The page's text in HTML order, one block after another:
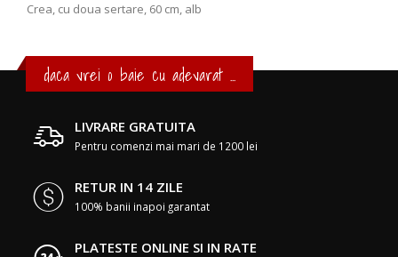
Crea, cu doua sertare, 60 cm, alb
daca vrei o baie cu adevarat ...
LIVRARE GRATUITA
Pentru comenzi mai mari de 1200 lei
RETUR IN 14 ZILE
100% banii inapoi garantat
PLATESTE ONLINE SI IN RATE